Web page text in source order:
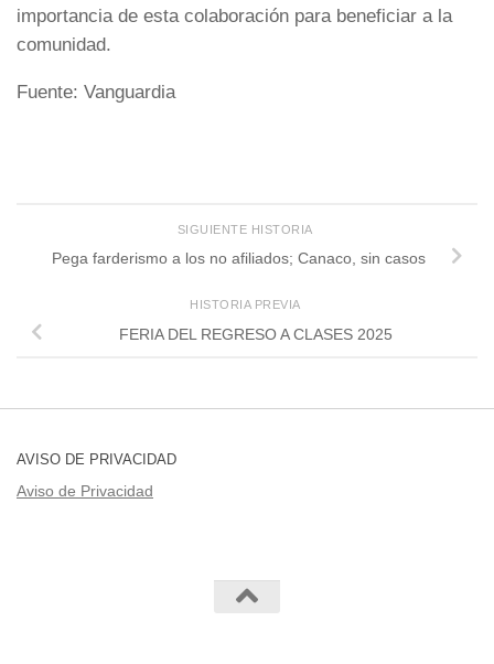
importancia de esta colaboración para beneficiar a la
comunidad.
Fuente: Vanguardia
SIGUIENTE HISTORIA
Pega farderismo a los no afiliados; Canaco, sin casos
HISTORIA PREVIA
FERIA DEL REGRESO A CLASES 2025
AVISO DE PRIVACIDAD
Aviso de Privacidad